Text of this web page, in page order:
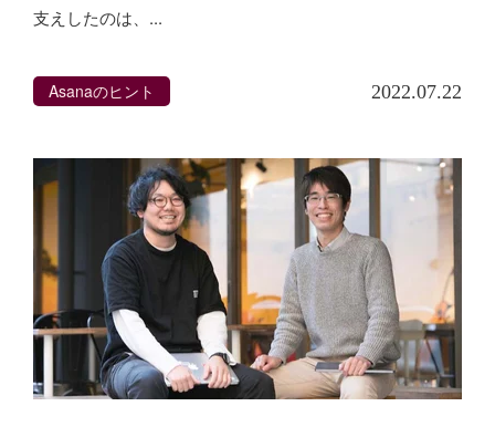
支えしたのは、...
Asanaのヒント 2022.07.22